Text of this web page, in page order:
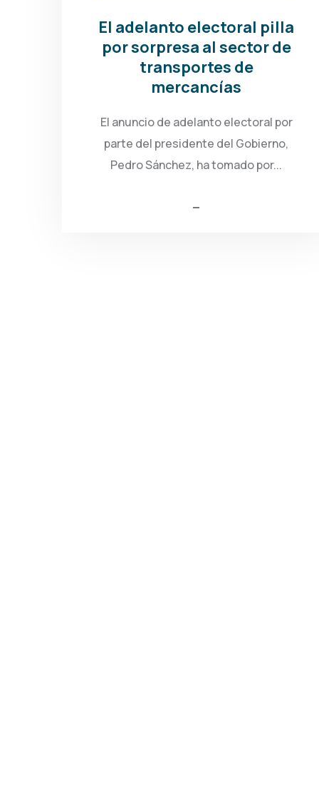
El adelanto electoral pilla
por sorpresa al sector de
transportes de
mercancías
El anuncio de adelanto electoral por
parte del presidente del Gobierno,
Pedro Sánchez, ha tomado por...